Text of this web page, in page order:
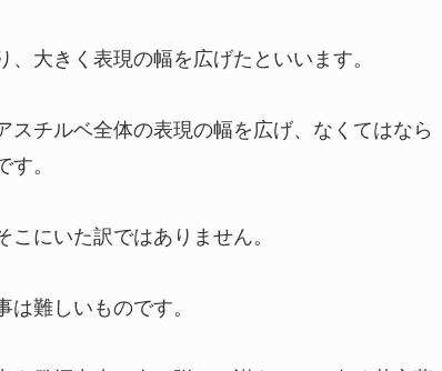
大きく表現の幅を広げたといいます。
スチルベ全体の表現の幅を広げ、なくてはなら
。
にいた訳ではありません。
難しいものです。